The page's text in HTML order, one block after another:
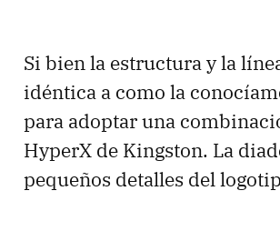
Si bien la estructura y la
idéntica a como la
para adoptar una
HyperX de Kingston. La
pequeños detalles del